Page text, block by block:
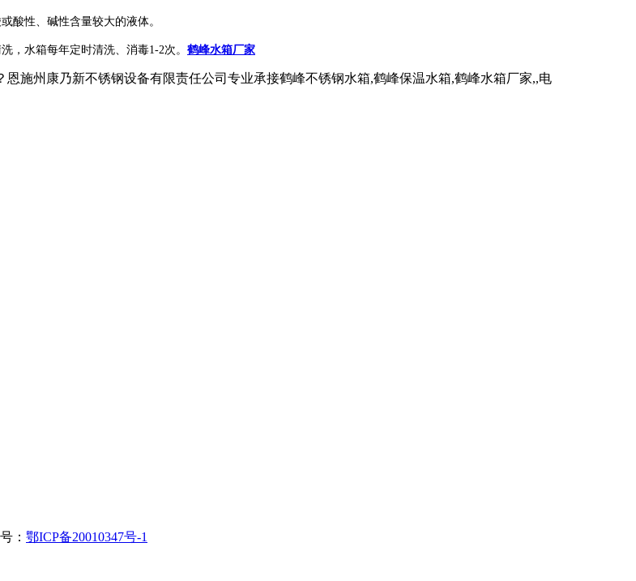
酸性、碱性含量较大的液体。
，水箱每年定时清洗、消毒1-2次。 鹤峰水箱厂家
施州康乃新不锈钢设备有限责任公司专业承接鹤峰不锈钢水箱,鹤峰保温水箱,鹤峰水箱厂家,,电
： 鄂ICP备20010347号-1